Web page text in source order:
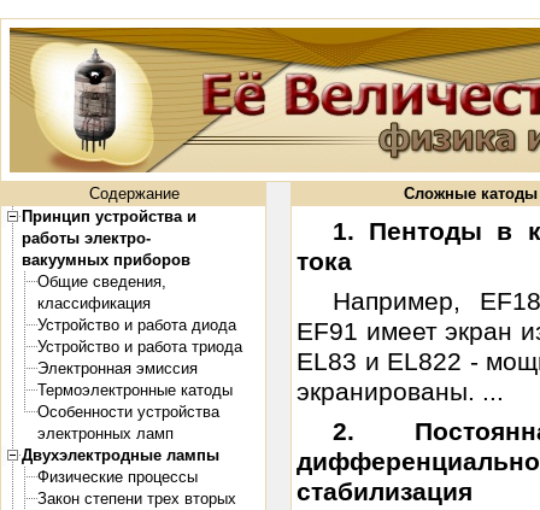
Содержание
Принцип устройства и
работы электро-
вакуумных приборов
Общие сведения,
классификация
Устройство и работа диода
Устройство и работа триода
Электронная эмиссия
Термоэлектронные катоды
Особенности устройства
электронных ламп
Двухэлектродные лампы
Физические процессы
Закон степени трех вторых
Сложные
1. Пентоды в
тока
Например,
EF91 имеет экран
EL83 и EL822 -
экранированы. ...
2.
стабилизация